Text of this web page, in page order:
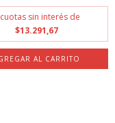
cuotas sin interés de
$13.291,67